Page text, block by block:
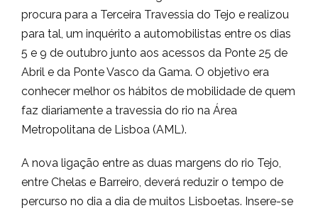
procura para a Terceira Travessia do Tejo e realizou
para tal, um inquérito a automobilistas entre os dias
5 e 9 de outubro junto aos acessos da Ponte 25 de
Abril e da Ponte Vasco da Gama. O objetivo era
conhecer melhor os hábitos de mobilidade de quem
faz diariamente a travessia do rio na Área
Metropolitana de Lisboa (AML).
A nova ligação entre as duas margens do rio Tejo,
entre Chelas e Barreiro, deverá reduzir o tempo de
percurso no dia a dia de muitos Lisboetas. Insere-se